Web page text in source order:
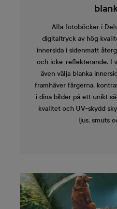
Alla fotoböcker i
digitaltryck av hög
innersida i sidenmatt
och icke-reflekterande. I
även välja blanka
framhäver färgerna,
i dina bilder på ett unikt
kvalitet och UV-skydd
ljus, smuts